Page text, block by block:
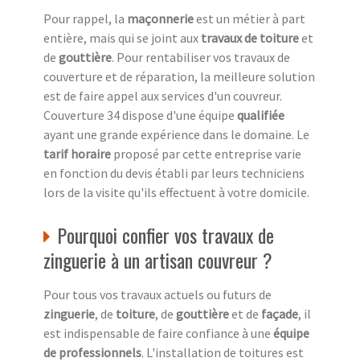
Pour rappel, la maçonnerieest un métier à part
entière, mais qui se joint aux travaux de toitureet
de gouttière. Pour rentabiliser vos travaux de
couverture et de réparation, la meilleure solution
est de faire appel aux services d'un couvreur.
Couverture 34 dispose d'une équipe qualifiée
ayant une grande expérience dans le domaine. Le
tarif horaire proposé par cette entreprise varie
en fonction du devis établi par leurs techniciens
lors de la visite qu'ils effectuent à votre domicile.
Pourquoi confier vos travaux de
zinguerie à un artisan couvreur ?
Pour tous vos travaux actuels ou futurs de
zinguerie, de toiture, de gouttièreet de façade, il
est indispensable de faire confiance à une équipe
de professionnels. L'installation de toitures est